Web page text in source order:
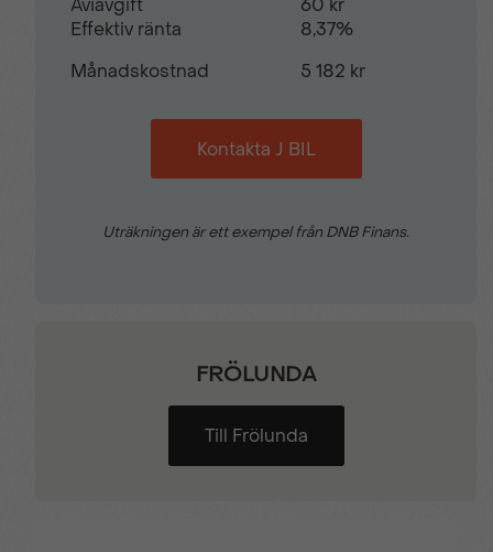
Trafikskyltsavläsning Trådlös mobilladdare
Uppvärmbar vindruta Varningssensor
Aviavgift
60 kr
Effektiv ränta
8,37%
Månadskostnad
5 182 kr
Kontakta J BIL
Uträkningen är ett exempel från DNB Finans.
FRÖLUNDA
Till Frölunda